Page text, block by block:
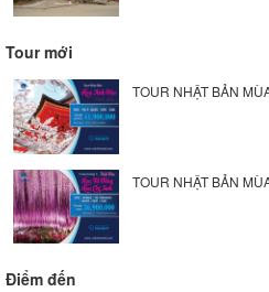
Tour mới
TOUR NHẬT BẢN
TOUR NHẬT BẢN
Điểm đến